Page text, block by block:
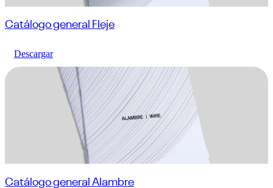
Catálogo general Fleje
Descargar
Catálogo general Alambre